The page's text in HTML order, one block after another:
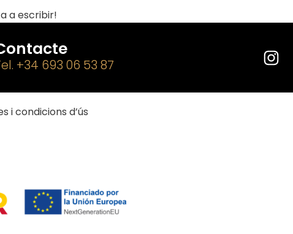
a escribir!
+34 693 06 53 87
i condicions d’ús